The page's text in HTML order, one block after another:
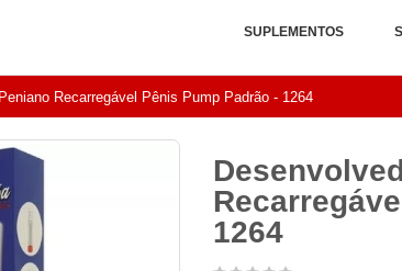
SUPLEMENTOS
Recarregável Pênis Pump Padrão - 1264
1264